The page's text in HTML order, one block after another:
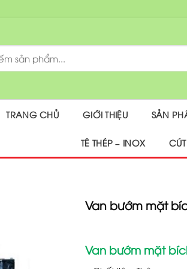
TRANG CHỦ GIỚI THIỆU SẢN
TÊ THÉP – INOX
Van bướm mặt
Van bướm mặt